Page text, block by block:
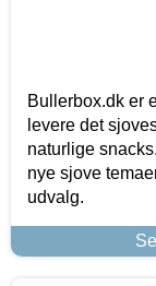
Bullerbox.dk er
levere det
naturlige
nye sjove
udvalg.